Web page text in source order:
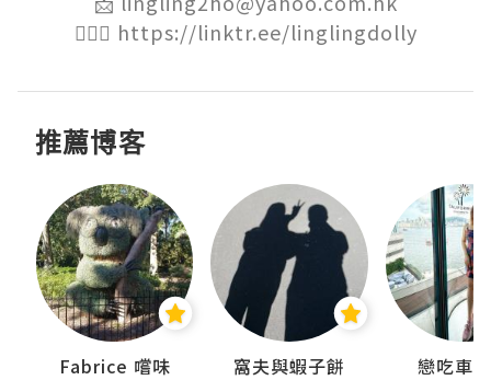
🙋🏻‍♀️ https://linktr.ee/linglingdolly
推薦博客
Fabrice 嚐味 窩夫與蝦子餅 戀吃車